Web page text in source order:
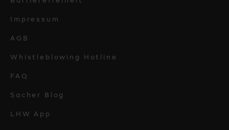
Impressum
AGB
Whistleblowing Hotline
FAQ
Sacher Blog
LHW App